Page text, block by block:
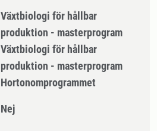
Växtbiologi för hållbar
produktion - masterprogram
Växtbiologi för hållbar
produktion - masterprogram
Hortonomprogrammet
Nej